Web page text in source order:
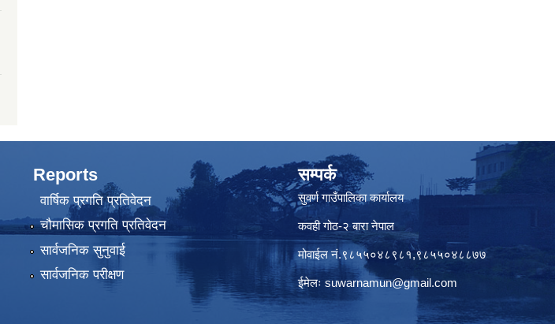
Reports
वार्षिक प्रगति प्रतिवेदन
चौमासिक प्रगति प्रतिवेदन
सार्वजनिक सुनुवाई
सार्वजनिक परीक्षण
सम्पर्क
सुवर्ण गाउँपालिका कार्यालय
कवही गोठ-२ बारा नेपाल
मोवाईल नं.९८५५०४८९८१,९८५५०४८८७७
ईमेलः suwarnamun@gmail.com